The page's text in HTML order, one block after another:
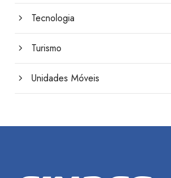
Tecnologia
Turismo
Unidades Móveis